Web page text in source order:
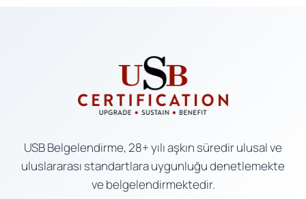
USB Belgelendirme, 28+ yılı aşkın süredir ulusal ve
uluslararası standartlara uygunluğu denetlemekte
ve belgelendirmektedir.